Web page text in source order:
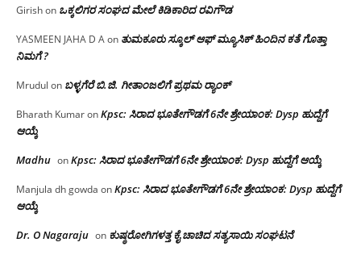
Girishon ಒಕ್ಕಲಿಗರ ಸಂಘದ ಮೇಲೆ ಕಿಡಿಕಾರಿದ ರವಿಗೌಡ
YASMEEN JAHA D Aon ತುಮಕೂರು ಸ್ಕೂಲ್ ಆಫ್ ಮ್ಯೂಸಿಕ್ ಹಿಂದಿನ ಕತೆ ಗೊತ್ತಾ
ನಿಮಗೆ ?
Mrudul on ಬಳ್ಳಗೆರೆ ಬಿ.ಜಿ. ಗೀತಾಂಜಲಿಗೆ ಪ್ರಥಮ ರ‌್ಯಾಂಕ್
Bharath KumaronKpsc: ಸಿರಾದ ಭೂತೇಗೌಡಗೆ 6ನೇ ಶ್ರೇಯಾಂಕ: Dysp ಹುದ್ದೆಗೆ
ಆಯ್ಕೆ
Madhu onKpsc: ಸಿರಾದ ಭೂತೇಗೌಡಗೆ 6ನೇ ಶ್ರೇಯಾಂಕ: Dysp ಹುದ್ದೆಗೆ ಆಯ್ಕೆ
Manjula dh gowda onKpsc: ಸಿರಾದ ಭೂತೇಗೌಡಗೆ 6ನೇ ಶ್ರೇಯಾಂಕ: Dysp ಹುದ್ದೆಗೆ
ಆಯ್ಕೆ
Dr. O Nagaraju on ಕುಷ್ಠರೋಗಿಗಳತ್ತ ಕೈ ಚಾಚಿದ ಸತ್ಯಸಾಯಿ ಸಂಘಟನೆ